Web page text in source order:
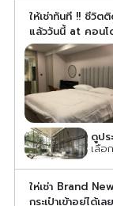
ให้เช่าทันที !! ชีวิ
แล้ววันนี้ at คอน
ดูปร
เลือ
ให่เช่า Brand
กระเป๋าเข้าอยู่ได้เล